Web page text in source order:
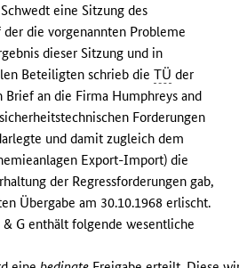
eine Sitzung des
der die vorgenannten Probleme
dieser Sitzung und in
Beteiligten schrieb dieTÜ der
Brief an die Firma Humphreys and
Forderungen
und damit zugleich dem
Export-Import) die
der Regressforderungen gab,
Übergabe am 30.10.1968 erlischt.
G enthält folgende wesentliche